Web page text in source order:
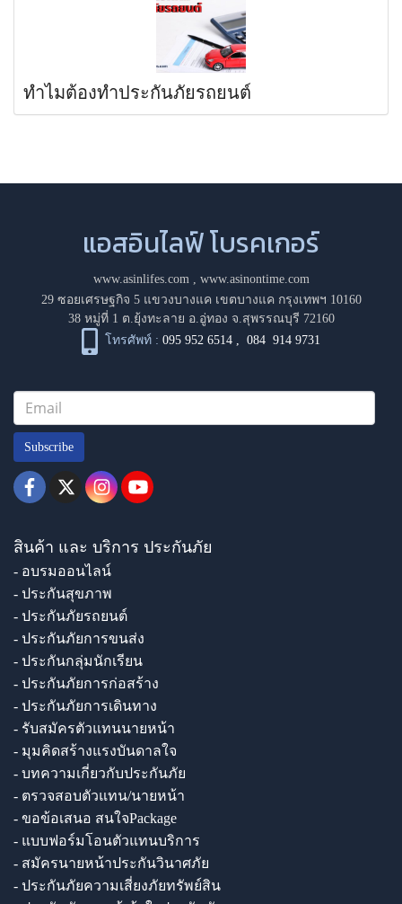
ทำไมต้องทำประกันภัยรถยนต์
แอสอินไลฟ์ โบรคเกอร์
www.asinlifes.com, www.asinontime.com
29 ซอยเศรษฐกิจ 5 แขวงบางแค เขตบางแค กรุงเทพฯ 10160
38 หมู่ที่ 1 ต.ยุ้งทะลาย อ.อู่ทอง จ.สุพรรณบุรี 72160
โทรศัพท์ : 095 952 6514 ,084 914 9731
Subscribe
สินค้า และ บริการ ประกันภัย
- อบรมออนไลน์
- ประกันสุขภาพ
- ประกันภัยรถยนต์
- ประกันภัยการขนส่ง
- ประกันกลุ่มนักเรียน
- ประกันภัยการก่อสร้าง
- ประกันภัยการเดินทาง
- รับสมัครตัวแทนนายหน้า
- มุมคิดสร้างแรงบันดาลใจ
- บทความเกี่ยวกับประกันภัย
- ตรวจสอบตัวแทน/นายหน้า
- ขอข้อเสนอ สนใจPackage
- แบบฟอร์มโอนตัวแทนบริการ
- สมัครนายหน้าประกันวินาศภัย
- ประกันภัยความเสี่ยงภัยทรัพย์สิน